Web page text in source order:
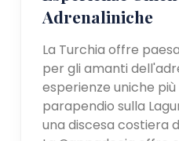
Adrenaliniche
La Turchia offre
per gli amanti
esperienze uniche
parapendio sulla
una discesa costiera